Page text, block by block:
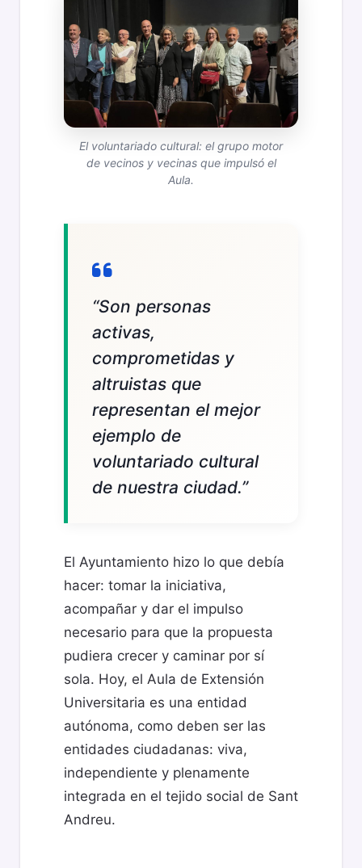
El voluntariado cultural: el grupo motor
de vecinos y vecinas que impulsó el
Aula.
“Son personas
activas,
comprometidas y
altruistas que
representan el mejor
ejemplo de
voluntariado cultural
de nuestra ciudad.”
El Ayuntamiento hizo lo que debía
hacer: tomar la iniciativa,
acompañar y dar el impulso
necesario para que la propuesta
pudiera crecer y caminar por sí
sola. Hoy, el Aula de Extensión
Universitaria es una entidad
autónoma, como deben ser las
entidades ciudadanas: viva,
independiente y plenamente
integrada en el tejido social de Sant
Andreu.